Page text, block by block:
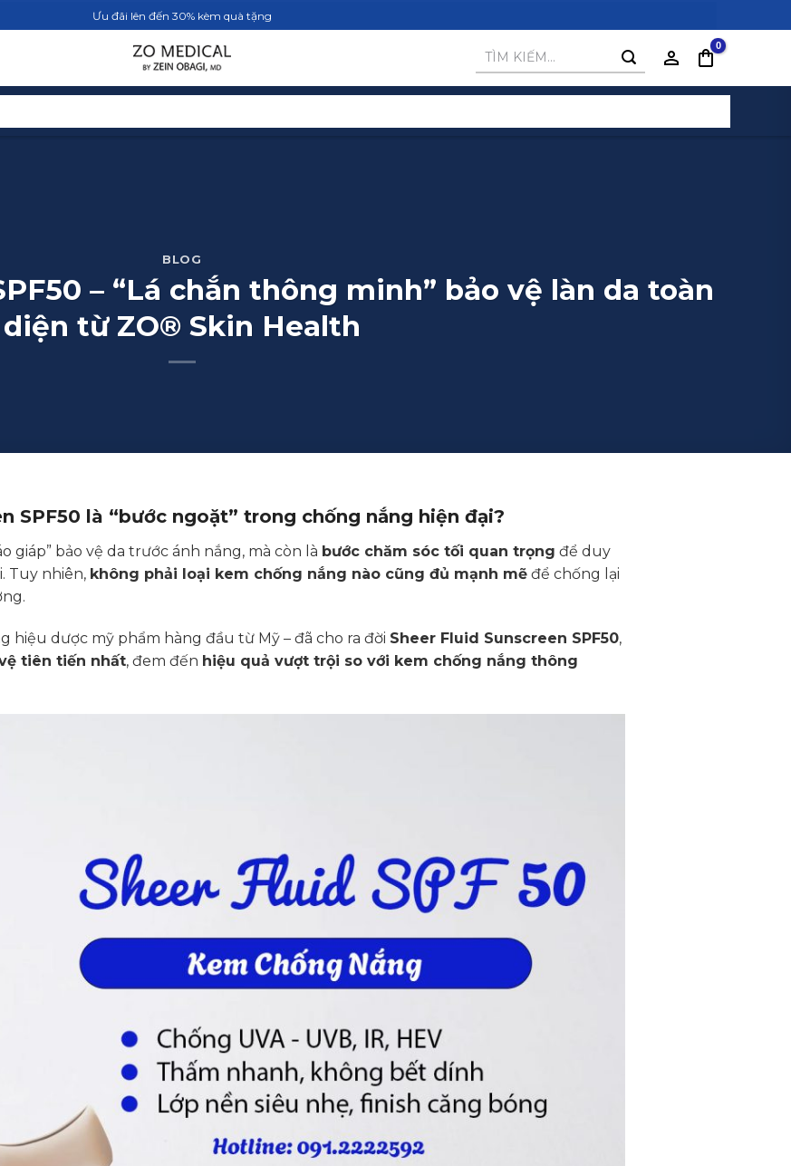
Ưu đãi lên đến 30% kèm quà tặng
Tìm
BLOG
– “Lá chắn thông minh” bảo vệ làn da toàn
diện từ ZO® Skin Health
SPF50 là “bước ngoặt” trong chống nắng hiện đại?
giáp” bảo vệ da trước ánh nắng, mà còn là bước chăm sóc tối quan trọng để duy
Tuy nhiên, không phải loại kem chống nắng nào cũng đủ mạnh mẽđể chống lại
hiệu dược mỹ phẩm hàng đầu từ Mỹ – đã cho ra đời Sheer Fluid Sunscreen SPF50,
tiên tiến nhất, đem đến hiệu quả vượt trội so với kem chống nắng thông